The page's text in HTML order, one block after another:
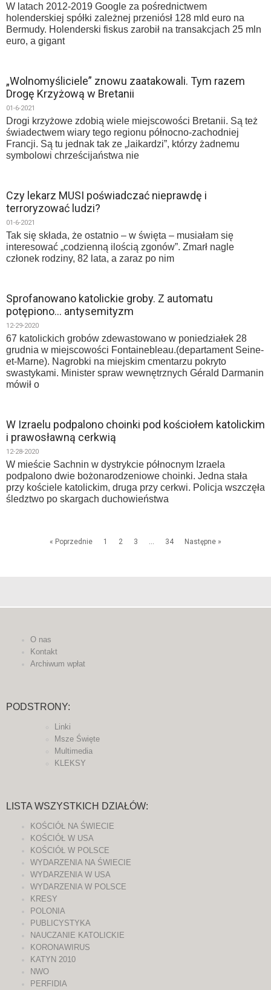
W latach 2012-2019 Google za pośrednictwem
holenderskiej spółki zależnej przeniósł 128 mld euro na
Bermudy. Holenderski fiskus zarobił na transakcjach 25 mln
euro, a gigant
„Wolnomyśliciele” znowu zaatakowali. Tym razem
Drogę Krzyżową w Bretanii
01-6-2021
Drogi krzyżowe zdobią wiele miejscowości Bretanii. Są też
świadectwem wiary tego regionu północno-zachodniej
Francji. Są tu jednak tak ze „laikardzi”, którzy żadnemu
symbolowi chrześcijaństwa nie
Czy lekarz MUSI poświadczać nieprawdę i
terroryzować ludzi?
01-6-2021
Tak się składa, że ostatnio – w święta – musiałam się
interesować „codzienną ilością zgonów”. Zmarł nagle
członek rodziny, 82 lata, a zaraz po nim
Sprofanowano katolickie groby. Z automatu
potępiono… antysemityzm
12-29-2020
67 katolickich grobów zdewastowano w poniedziałek 28
grudnia w miejscowości Fontainebleau.(departament Seine-
et-Marne). Nagrobki na miejskim cmentarzu pokryto
swastykami. Minister spraw wewnętrznych Gérald Darmanin
mówił o
W Izraelu podpalono choinki pod kościołem katolickim
i prawosławną cerkwią
12-28-2020
W mieście Sachnin w dystrykcie północnym Izraela
podpalono dwie bożonarodzeniowe choinki. Jedna stała
przy kościele katolickim, druga przy cerkwi. Policja wszczęła
śledztwo po skargach duchowieństwa
« Poprzednie 1 2 3 … 34 Następne »
O nas
Kontakt
Archiwum wpłat
PODSTRONY:
Linki
Msze Święte
Multimedia
KLEKSY
LISTA WSZYSTKICH DZIAŁÓW:
KOŚCIÓŁ NA ŚWIECIE
KOŚCIÓŁ W USA
KOŚCIÓŁ W POLSCE
WYDARZENIA NA ŚWIECIE
WYDARZENIA W USA
WYDARZENIA W POLSCE
KRESY
POLONIA
PUBLICYSTYKA
NAUCZANIE KATOLICKIE
KORONAWIRUS
KATYN 2010
NWO
PERFIDIA